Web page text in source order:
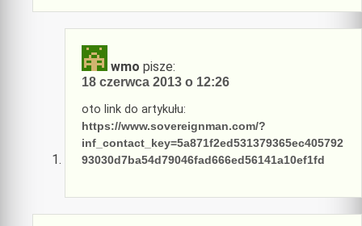
wmo pisze:
18 czerwca 2013 o 12:26
oto link do artykułu:
https://www.sovereignman.com/?
inf_contact_key=5a871f2ed531379365ec405792
93030d7ba54d79046fad666ed56141a10ef1fd